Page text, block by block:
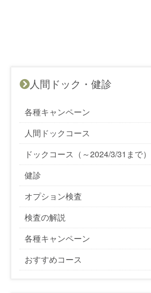
人間ドック・健診
各種キャンペーン
人間ドックコース
ドックコース（～2024/3/31まで）
健診
オプション検査
検査の解説
各種キャンペーン
おすすめコース